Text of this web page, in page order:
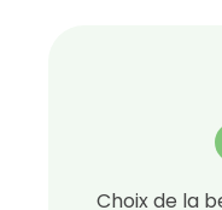
Choix de la